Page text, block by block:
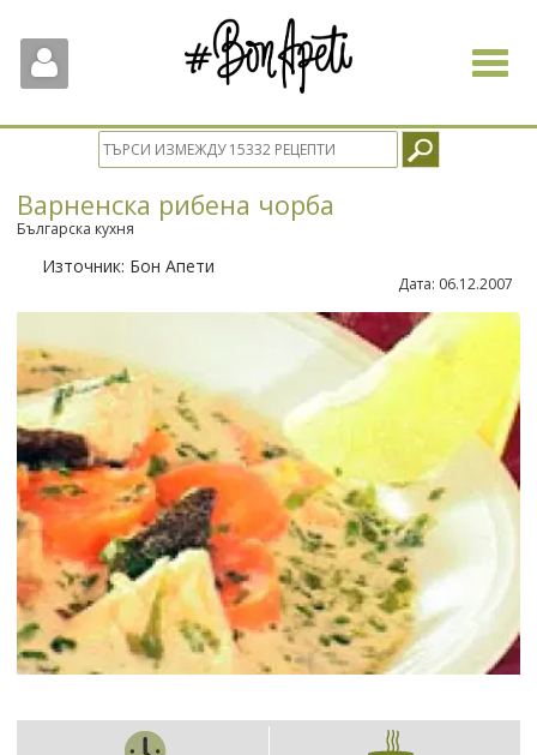
Toggle
Варненска рибена чорба
Българска кухня
Източник: Бон Апети
Дата: 06.12.2007